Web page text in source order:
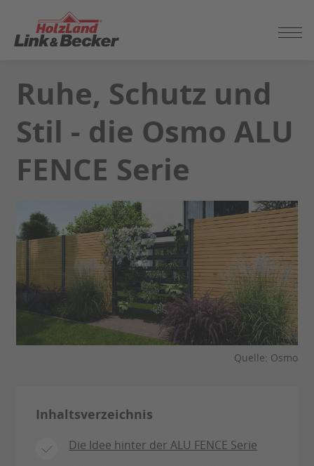
SEITENINHALT
SPRINGEN
Ruhe, Schutz und
Stil - die Osmo ALU
FENCE Serie
Quelle: Osmo
Inhaltsverzeichnis
Die Idee hinter der ALU FENCE Serie